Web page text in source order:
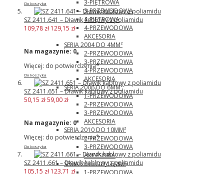
3-PIĘTROWA
3-PRZEWODOWA
4-PIĘTROWA
4-PRZEWODOWA
AKCESORIA
SERIA 2004 DO 4MM²
2-PRZEWODOWA
3-PRZEWODOWA
4-PRZEWODOWA
AKCESORIA
SERIA 2006 DO 6MM²
1-PRZEWODOWA
2-PRZEWODOWA
3-PRZEWODOWA
AKCESORIA
SERIA 2010 DO 10MM²
2-PRZEWODOWA
3-PRZEWODOWA
AKCESORIA
SERIA 2016 DO 16MM²
1-PRZEWODOWA
Do koszyka
SZ 2411.641 – Dławik kablowy z poliamidu
109,78 zł 129,15 zł
Na magazynie: 0
Więcej: do potwierdzenia*
Do koszyka
SZ 2411.651 – Dławik kablowy z poliamidu
50,15 zł59,00 zł
Na magazynie: 0
Więcej: do potwierdzenia*
Do koszyka
SZ 2411.661 – Dławik kablowy z poliamidu
105,15 zł 123,71 zł